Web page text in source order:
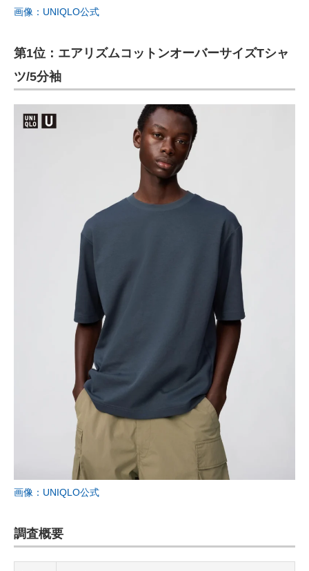
画像：UNIQLO公式
第1位：エアリズムコットンオーバーサイズTシャ
ツ/5分袖
画像：UNIQLO公式
調査概要